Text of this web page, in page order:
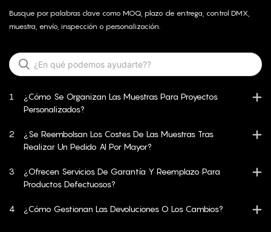
Busque por palabras clave como MOQ, plazo de entrega, control DMX,
muestra, envío, inspección o personalización.
1
¿Cómo Se Organizan Las Muestras Para Proyectos
Personalizados?
2
¿Se Reembolsan Los Costes De Las Muestras Tras
Realizar Un Pedido Al Por Mayor?
3
¿Ofrecen Servicios De Garantía Y Reemplazo Para
Productos Defectuosos?
4 ¿Cómo Gestionan Las Devoluciones O Los Cambios?